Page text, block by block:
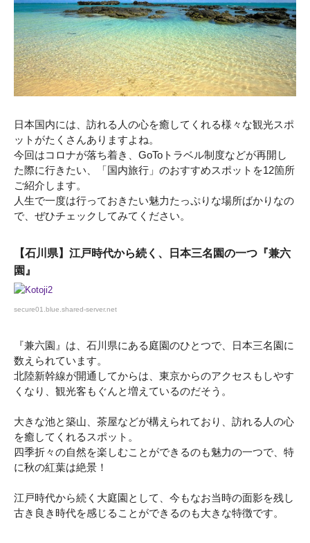
日本国内には、訪れる人の心を癒してくれる様々な観光スポ
ットがたくさんありますよね。
今回はコロナが落ち着き、GoToトラベル制度などが再開し
た際に行きたい、「国内旅行」のおすすめスポットを12箇所
ご紹介します。
人生で一度は行っておきたい魅力たっぷりな場所ばかりなの
で、ぜひチェックしてみてください。
【石川県】江戸時代から続く、日本三名園の一つ『兼六
園』
secure01.blue.shared-server.net
『兼六園』は、石川県にある庭園のひとつで、日本三名園に
数えられています。
北陸新幹線が開通してからは、東京からのアクセスもしやす
くなり、観光客もぐんと増えているのだそう。
大きな池と築山、茶屋などが構えられており、訪れる人の心
を癒してくれるスポット。
四季折々の自然を楽しむことができるのも魅力の一つで、特
に秋の紅葉は絶景！
江戸時代から続く大庭園として、今もなお当時の面影を残し
古き良き時代を感じることができるのも大きな特徴です。